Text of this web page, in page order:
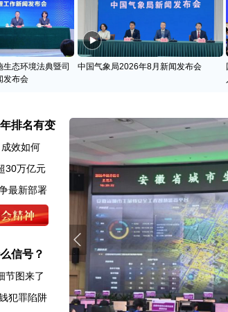
态环境法典暨司
发布会
中国气象局2026年8月新闻发布会
排名有变
效如何
30万亿元
最新部署
信号？
节图来了
犯罪陷阱